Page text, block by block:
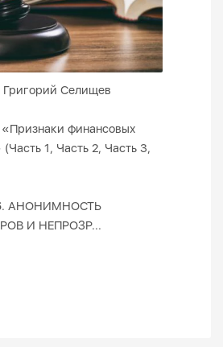
Григорий Селищев
финансовых
1, Часть 2, Часть 3,
АНОНИМНОСТЬ
И НЕПРОЗР...